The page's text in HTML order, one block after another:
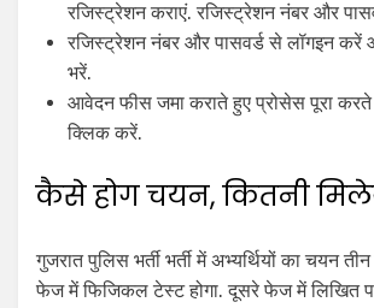
रजिस्ट्रेशन कराएं. रजिस्ट्रेशन नंबर और
रजिस्ट्रेशन नंबर और पासवर्ड से लॉगइन करें
भरें.
आवेदन फीस जमा कराते हुए प्रोसेस पूरा करते
क्लिक करें.
कैसे होग चयन, कितनी
गुजरात पुलिस भर्ती भर्ती में अभ्यर्थियों का चयन
फेज में फिजिकल टेस्ट होगा. दूसरे फेज में लिखित